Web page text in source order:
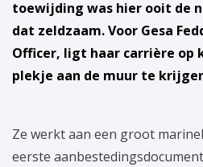
toewijding was hier ooit de
dat zeldzaam. Voor Gesa
Officer, ligt haar carrière op
plekje aan de muur te
Ze werkt aan een groot
eerste